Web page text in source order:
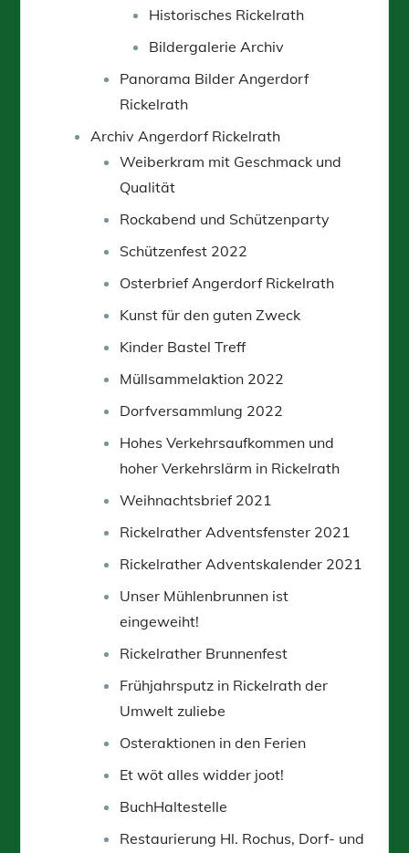
Historisches Rickelrath
Bildergalerie Archiv
Panorama Bilder Angerdorf
Rickelrath
Archiv Angerdorf Rickelrath
Weiberkram mit Geschmack und
Qualität
Rockabend und Schützenparty
Schützenfest 2022
Osterbrief Angerdorf Rickelrath
Kunst für den guten Zweck
Kinder Bastel Treff
Müllsammelaktion 2022
Dorfversammlung 2022
Hohes Verkehrsaufkommen und
hoher Verkehrslärm in Rickelrath
Weihnachtsbrief 2021
Rickelrather Adventsfenster 2021
Rickelrather Adventskalender 2021
Unser Mühlenbrunnen ist
eingeweiht!
Rickelrather Brunnenfest
Frühjahrsputz in Rickelrath der
Umwelt zuliebe
Osteraktionen in den Ferien
Et wöt alles widder joot!
BuchHaltestelle
Restaurierung Hl. Rochus, Dorf- und